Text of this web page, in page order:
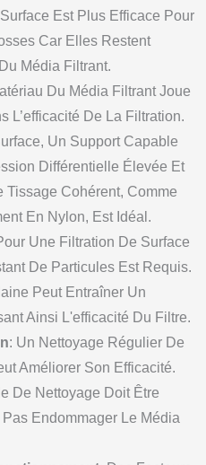
Est Plus Efficace Pour
Car Elles Restent
Média Filtrant.
Du Média Filtrant Joue
L’efficacité De La Filtration.
Un Support Capable
Différentielle Élevée Et
Tissage Cohérent, Comme
En Nylon, Est Idéal.
Une Filtration De Surface
De Particules Est Requis.
Peut Entraîner Un
Ainsi L'efficacité Du Filtre.
: Un Nettoyage Régulier De
Améliorer Son Efficacité.
De Nettoyage Doit Être
Endommager Le Média